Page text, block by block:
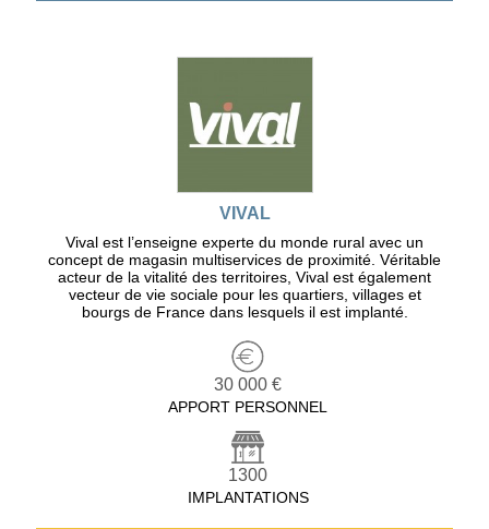
VIVAL
Vival est l’enseigne experte du monde rural avec un
concept de magasin multiservices de proximité. Véritable
acteur de la vitalité des territoires, Vival est également
vecteur de vie sociale pour les quartiers, villages et
bourgs de France dans lesquels il est implanté.
30 000 €
APPORT PERSONNEL
1300
IMPLANTATIONS